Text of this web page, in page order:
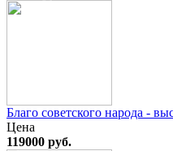
Благо советского народа -
Цена
119000 руб.